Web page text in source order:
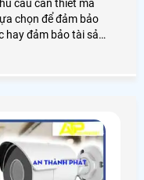
cầu cần thiết mà
chọn để đảm bảo
hay đảm bảo tài sản